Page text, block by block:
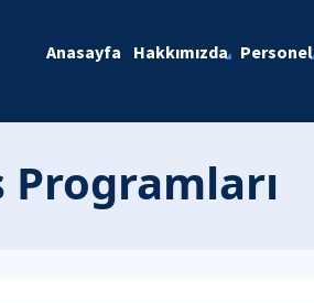
Anasayfa Hakkımızda Personel